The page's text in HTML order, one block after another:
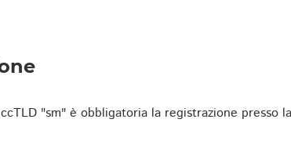
"sm" è obbligatoria la registrazione presso